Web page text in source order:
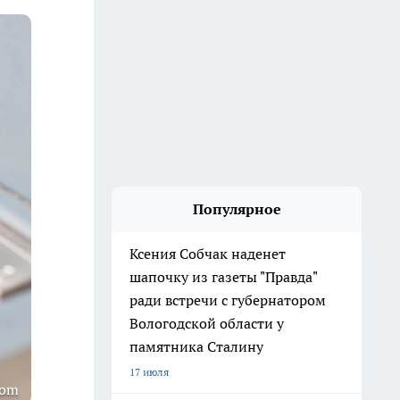
Популярное
Ксения Собчак наденет
шапочку из газеты "Правда"
ради встречи с губернатором
Вологодской области у
памятника Сталину
17 июля